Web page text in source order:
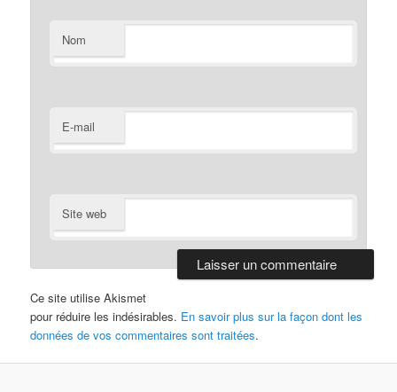
Nom
E-mail
Site web
Ce site utilise Akismet
pour réduire les indésirables. En savoir plus sur la façon dont les
données de vos commentaires sont traitées.